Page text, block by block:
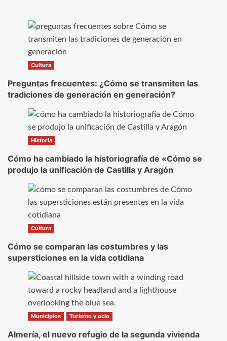
Cultura
Preguntas frecuentes: ¿Cómo se transmiten las
tradiciones de generación en generación?
Historia
Cómo ha cambiado la historiografía de «Cómo se
produjo la unificación de Castilla y Aragón
Cultura
Cómo se comparan las costumbres y las
supersticiones en la vida cotidiana
Municipios Turismo y ocio
Almería, el nuevo refugio de la segunda vivienda